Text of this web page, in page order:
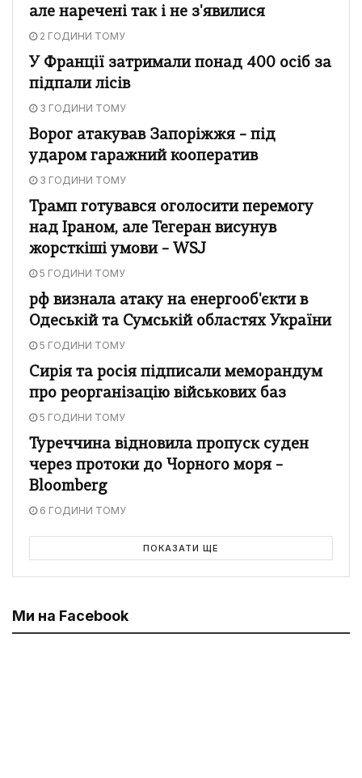
але наречені так і не з'явилися
2 ГОДИНИ ТОМУ
У Франції затримали понад 400 осіб за
підпали лісів
3 ГОДИНИ ТОМУ
Ворог атакував Запоріжжя – під
ударом гаражний кооператив
3 ГОДИНИ ТОМУ
Трамп готувався оголосити перемогу
над Іраном, але Тегеран висунув
жорсткіші умови – WSJ
5 ГОДИНИ ТОМУ
рф визнала атаку на енергооб'єкти в
Одеській та Сумській областях України
5 ГОДИНИ ТОМУ
Сирія та росія підписали меморандум
про реорганізацію військових баз
5 ГОДИНИ ТОМУ
Туреччина відновила пропуск суден
через протоки до Чорного моря –
Bloomberg
6 ГОДИНИ ТОМУ
ПОКАЗАТИ ЩЕ
Ми на Facebook